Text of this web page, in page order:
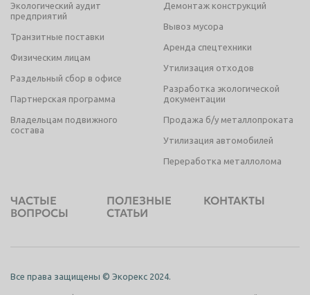
Экологический аудит
предприятий
Транзитные поставки
Физическим лицам
Раздельный сбор в офисе
Партнерская программа
Владельцам подвижного
состава
Демонтаж конструкций
Вывоз мусора
Аренда спецтехники
Утилизация отходов
Разработка экологической
документации
Продажа б/у металлопроката
Утилизация автомобилей
Переработка металлолома
ЧАСТЫЕ
ВОПРОСЫ
ПОЛЕЗНЫЕ
СТАТЬИ
КОНТАКТЫ
Все права защищены © Экорекс 2024.